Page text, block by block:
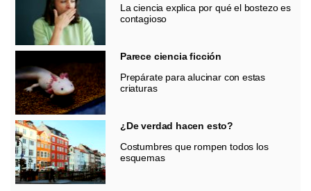
La ciencia explica por qué el bostezo es
contagioso
Parece ciencia ficción
Prepárate para alucinar con estas
criaturas
¿De verdad hacen esto?
Costumbres que rompen todos los
esquemas